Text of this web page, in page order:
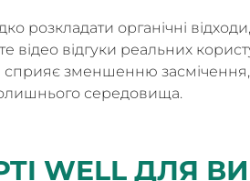
розкладати органічні
відгуки реальних
сприяє зменшенню
середовища.
WELL ДЛЯ